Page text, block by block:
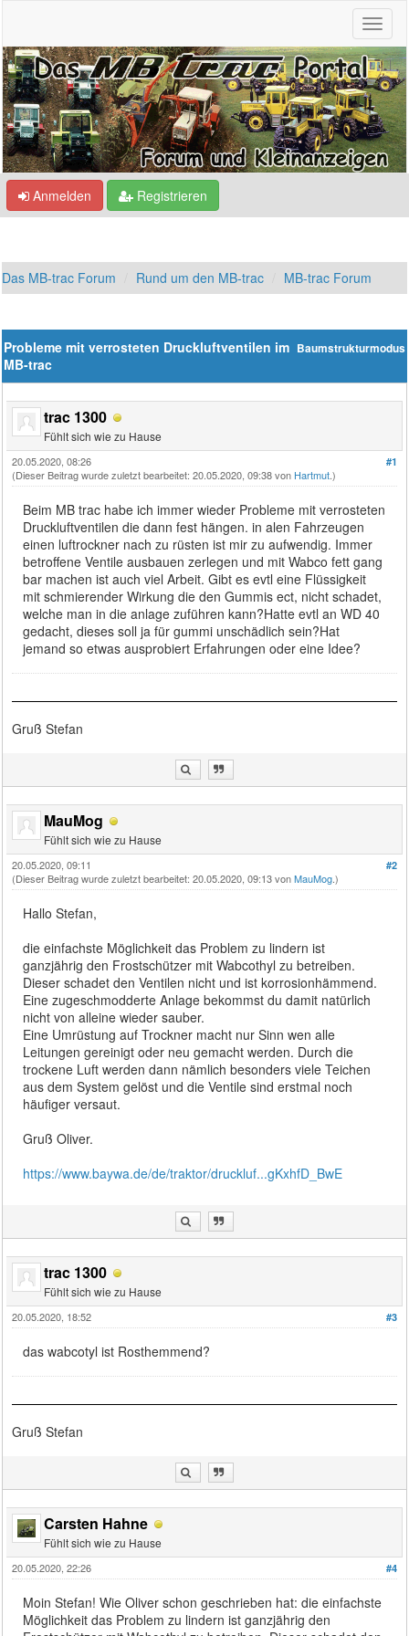
Anmelden Registrieren
Das MB-trac Forum Rund um den MB-trac MB-trac Forum
Baumstrukturmodus
Probleme mit verrosteten Druckluftventilen im
MB-trac
trac 1300
Fühlt sich wie zu Hause
#1
20.05.2020, 08:26
(Dieser Beitrag wurde zuletzt bearbeitet: 20.05.2020, 09:38 von Hartmut.)
Beim MB trac habe ich immer wieder Probleme mit verrosteten
Druckluftventilen die dann fest hängen. in alen Fahrzeugen
einen luftrockner nach zu rüsten ist mir zu aufwendig. Immer
betroffene Ventile ausbauen zerlegen und mit Wabco fett gang
bar machen ist auch viel Arbeit. Gibt es evtl eine Flüssigkeit
mit schmierender Wirkung die den Gummis ect, nicht schadet,
welche man in die anlage zuführen kann?Hatte evtl an WD 40
gedacht, dieses soll ja für gummi unschädlich sein?Hat
jemand so etwas ausprobiert Erfahrungen oder eine Idee?
Gruß Stefan
MauMog
Fühlt sich wie zu Hause
#2
20.05.2020, 09:11
(Dieser Beitrag wurde zuletzt bearbeitet: 20.05.2020, 09:13 vonMauMog.)
Hallo Stefan,
die einfachste Möglichkeit das Problem zu lindern ist
ganzjährig den Frostschützer mit Wabcothyl zu betreiben.
Dieser schadet den Ventilen nicht und ist korrosionhämmend.
Eine zugeschmodderte Anlage bekommst du damit natürlich
nicht von alleine wieder sauber.
Eine Umrüstung auf Trockner macht nur Sinn wen alle
Leitungen gereinigt oder neu gemacht werden. Durch die
trockene Luft werden dann nämlich besonders viele Teichen
aus dem System gelöst und die Ventile sind erstmal noch
häufiger versaut.
Gruß Oliver.
https://www.baywa.de/de/traktor/druckluf...gKxhfD_BwE
trac 1300
Fühlt sich wie zu Hause
#3
20.05.2020, 18:52
das wabcotyl ist Rosthemmend?
Gruß Stefan
Carsten Hahne
Fühlt sich wie zu Hause
#4
20.05.2020, 22:26
Moin Stefan! Wie Oliver schon geschrieben hat: die einfachste
Möglichkeit das Problem zu lindern ist ganzjährig den